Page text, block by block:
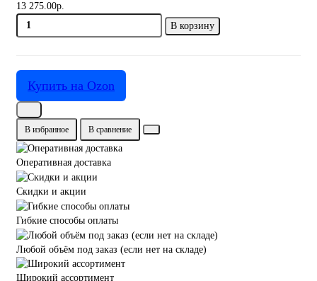
13 275.00р.
В корзину
Купить на Ozon
В избранное В сравнение
Оперативная доставка
Скидки и акции
Гибкие способы оплаты
Любой объём под заказ (если нет на складе)
Широкий ассортимент